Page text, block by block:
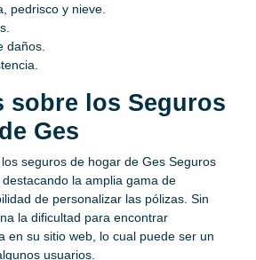
pedrisco y nieve.
daños.
sobre los Seguros
Ges
seguros de hogar de Ges Seguros
la amplia gama de
de personalizar las pólizas. Sin
la dificultad para encontrar
en su sitio web, lo cual puede ser un
usuarios.